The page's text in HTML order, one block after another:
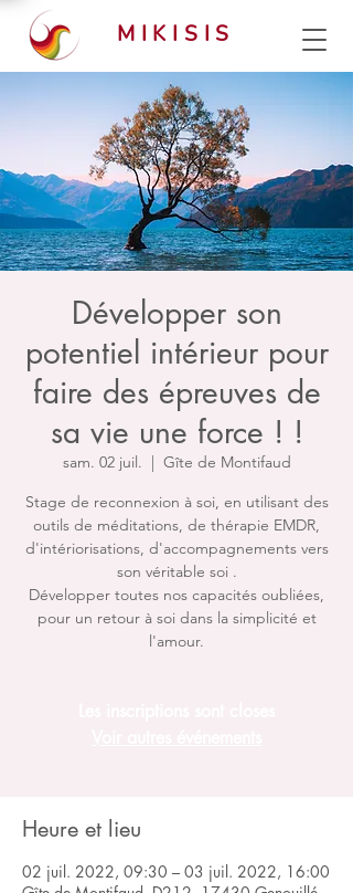
MIKISIS
Développer son
potentiel intérieur pour
faire des épreuves de
sa vie une force ! !
sam. 02 juil.
  |
Gîte de Montifaud
Stage de reconnexion à soi, en utilisant des
outils de méditations, de thérapie EMDR,
d'intériorisations, d'accompagnements vers
son véritable soi .
Développer toutes nos capacités oubliées,
pour un retour à soi dans la simplicité et
l'amour.
Heure et lieu
02 juil. 2022, 09:30 – 03 juil. 2022, 16:00